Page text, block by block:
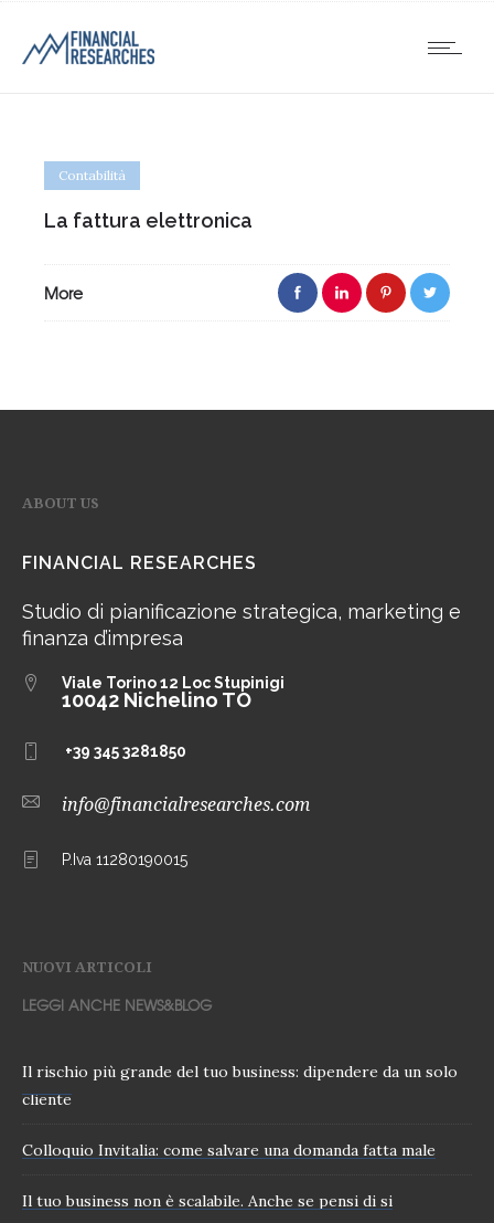
Contabilità
La fattura elettronica
More
ABOUT US
FINANCIAL RESEARCHES
Studio di pianificazione strategica, marketing e
finanza d’impresa
Viale Torino 12 Loc Stupinigi
10042 Nichelino TO
+39 345 3281850
info@financialresearches.com
P.Iva 11280190015
NUOVI ARTICOLI
LEGGI ANCHE NEWS&BLOG
Il rischio più grande del tuo business: dipendere da un solo
cliente
Colloquio Invitalia: come salvare una domanda fatta male
Il tuo business non è scalabile. Anche se pensi di si